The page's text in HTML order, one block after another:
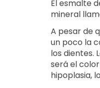
El esmalte
mineral
A pesar de
un poco la
los dientes.
será el
hipoplasia,